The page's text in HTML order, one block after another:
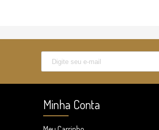
Minha Conta